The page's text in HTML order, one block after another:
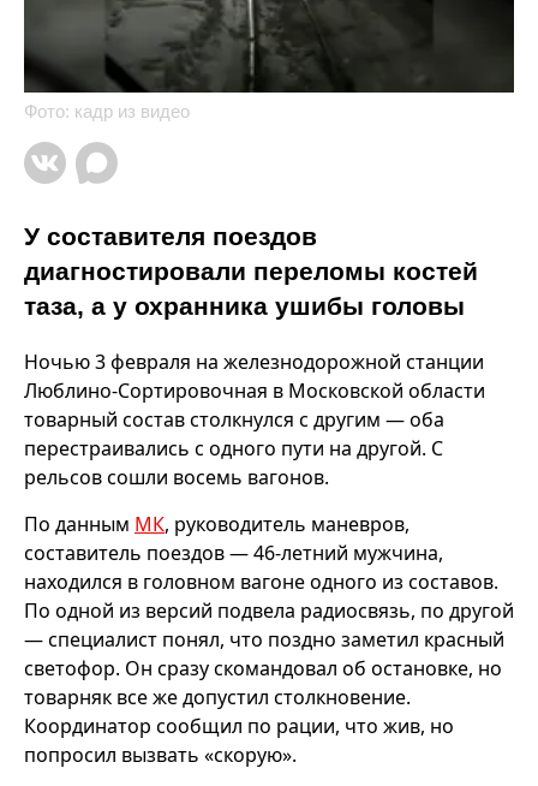
Фото: кадр из видео
У составителя поездов
диагностировали переломы костей
таза, а у охранника ушибы головы
Ночью 3 февраля на железнодорожной станции
Люблино-Сортировочная в Московской области
товарный состав столкнулся с другим — оба
перестраивались с одного пути на другой. С
рельсов сошли восемь вагонов.
По данным МК, руководитель маневров,
составитель поездов — 46-летний мужчина,
находился в головном вагоне одного из составов.
По одной из версий подвела радиосвязь, по другой
— специалист понял, что поздно заметил красный
светофор. Он сразу скомандовал об остановке, но
товарняк все же допустил столкновение.
Координатор сообщил по рации, что жив, но
попросил вызвать «скорую».